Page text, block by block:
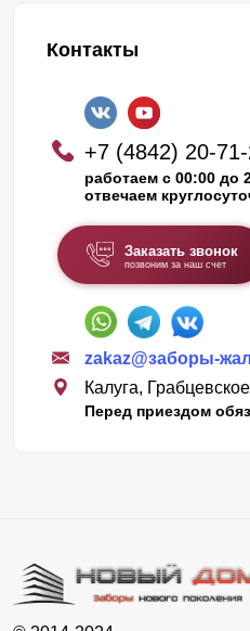
Контакты
+7 (4842) 20-
работаем с 00:00 до
отвечаем
Заказать звонок
позвоним за наш счет
zakaz@заборы-
Калуга,
Перед приездом